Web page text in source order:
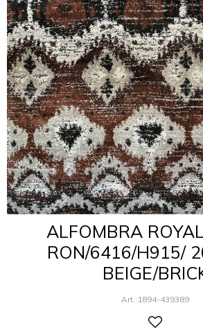
ALFOMBRA
RON/6416/H915/
BEIGE/
1894-439389